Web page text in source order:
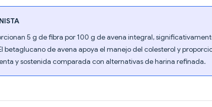
5 g de fibra por 100 g de avena integral,
betaglucano de avena apoya el manejo del colesterol y
y sostenida comparada con alternativas de harina refinada.